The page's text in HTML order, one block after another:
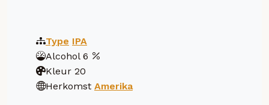
Type IPA
Alcohol 6
Kleur 20
Herkomst Amerika